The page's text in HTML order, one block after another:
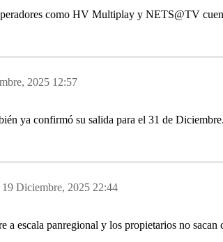
como HV Multiplay y NETS@TV
2025 12:57
ya confirmó su salida para el 31 de Diciembre.
19 Diciembre, 2025 22:44
a escala panregional y los propietarios no sacan